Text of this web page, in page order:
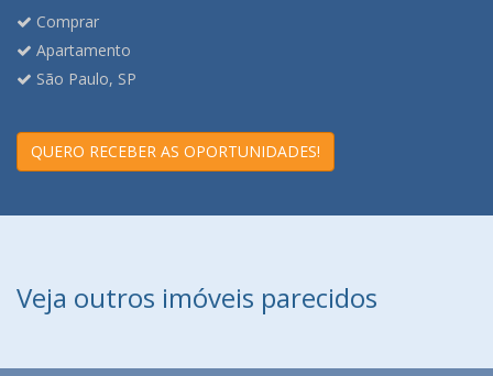
Comprar
Apartamento
São Paulo, SP
QUERO RECEBER AS OPORTUNIDADES!
Veja outros imóveis parecidos